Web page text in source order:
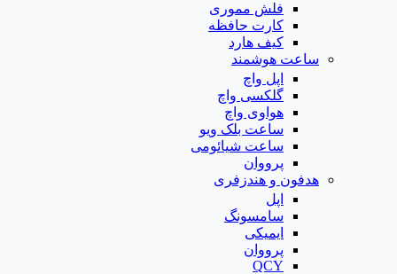
فلش مموری
کارت حافظه
کیف هارد
ساعت هوشمند
اپل واچ
گلکسی واچ
هواوی واچ
ساعت بلک ویو
ساعت شیائومی
پرووان
هدفون و هندزفری
اپل
سامسونگ
ایمیکی
پرووان
QCY